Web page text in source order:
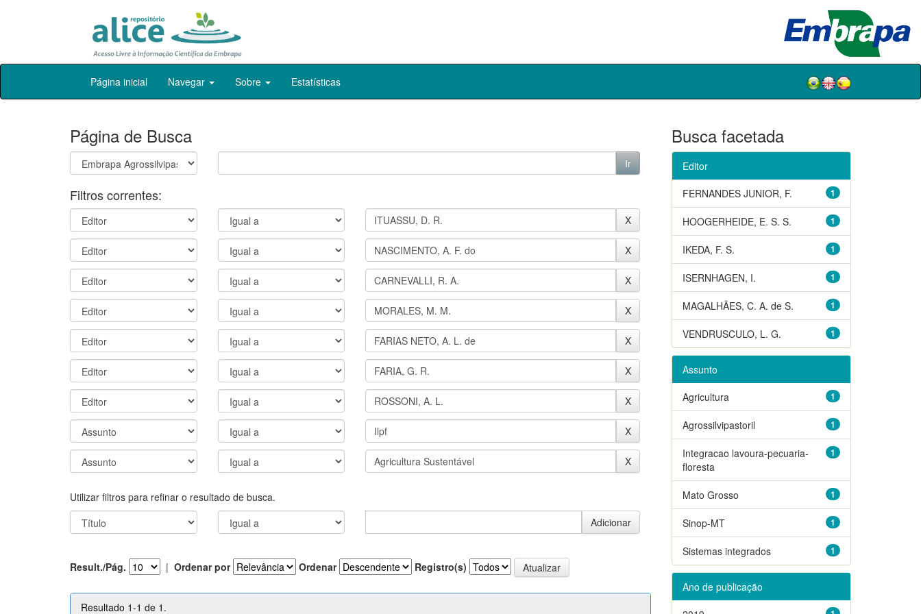
Skip
Página inicial Navegar Sobre Estatísticas
Página de Busca
Filtros correntes:
Utilizar filtros para refinar o resultado de busca.
Result./Pág. | Ordenar por Ordenar Registro(s)
Resultado 1-1 de 1.
Busca facetada
Editor
1
FERNANDES JUNIOR, F.
1
HOOGERHEIDE, E. S. S.
1
IKEDA, F. S.
1
ISERNHAGEN, I.
1
MAGALHÃES, C. A. de S.
1
VENDRUSCULO, L. G.
Assunto
1
Agricultura
1
Agrossilvipastoril
1
Integracao lavoura-pecuaria-
floresta
1
Mato Grosso
1
Sinop-MT
1
Sistemas integrados
Ano de publicação